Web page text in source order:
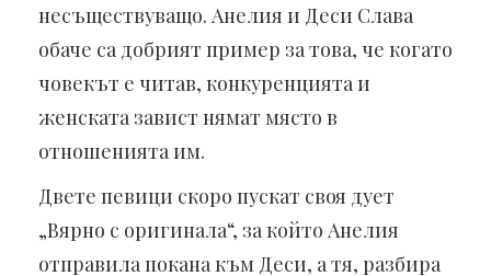
несъществуващо. Анелия и Деси Слава
обаче са добрият пример за това, че когато
човекът е читав, конкуренцията и
женската завист нямат място в
отношенията им.
Двете певици скоро пускат своя дует
„Вярно с оригинала“, за който Анелия
отправила покана към Деси, а тя, разбира